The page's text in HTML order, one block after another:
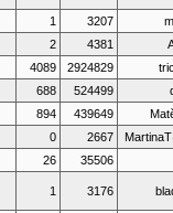
1 3207
2 4381
4089 2924829
688 524499
894 439649
0 2667
26 35506
1 3176